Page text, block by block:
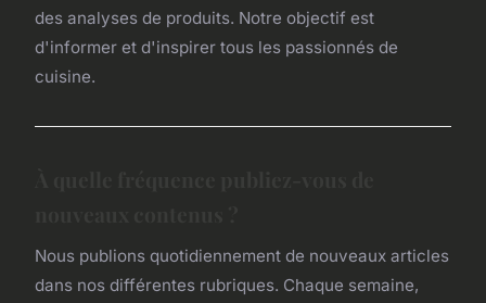
des analyses de produits. Notre objectif est
d'informer et d'inspirer tous les passionnés de
cuisine.
Nous publions quotidiennement de nouveaux articles
dans nos différentes rubriques. Chaque semaine,